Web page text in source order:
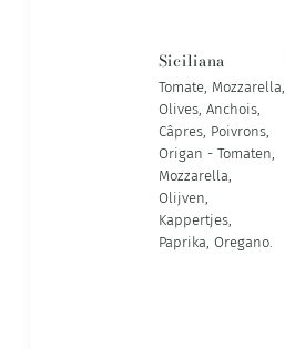
Siciliana
Tomate, Mozzarella,
Olives, Anchois,
Câpres, Poivrons,
Origan - Tomaten,
Mozzarella,
Olijven,
Kappertjes,
Paprika, Oregano.